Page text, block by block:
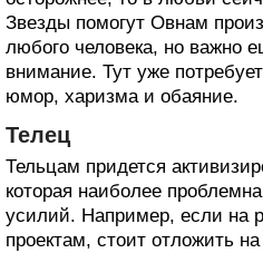
Звезды помогут Овнам
любого человека, но важно
внимание. Тут уже
юмор, харизма и обаяние.
Телец
Тельцам придется
которая наиболее
усилий. Например, если на
проектам, стоит отложить